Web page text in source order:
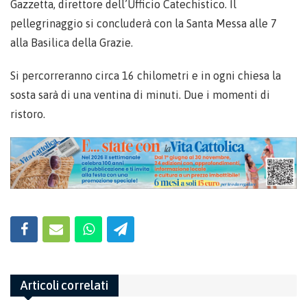
Gazzetta, direttore dell’Ufficio Catechistico. Il
pellegrinaggio si concluderà con la Santa Messa alle 7
alla Basilica della Grazie.
Si percorreranno circa 16 chilometri e in ogni chiesa la
sosta sarà di una ventina di minuti. Due i momenti di
ristoro.
Articoli correlati